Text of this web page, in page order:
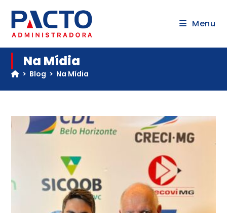
Menu
Na Mídia
> Blog > Na Mídia